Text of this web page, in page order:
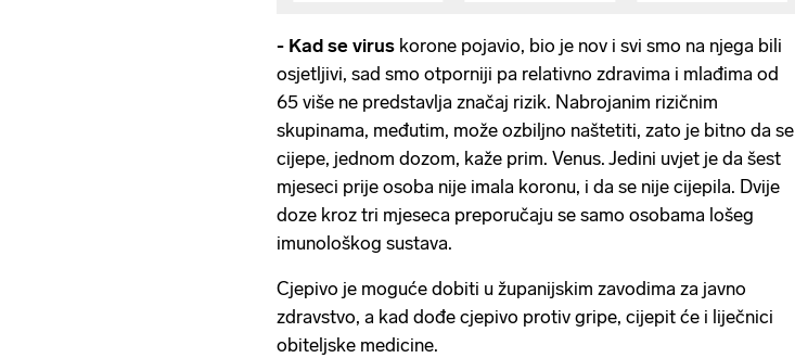
- Kad se virus korone pojavio, bio je nov i svi smo na njega bili
osjetljivi, sad smo otporniji pa relativno zdravima i mlađima od
65 više ne predstavlja značaj rizik. Nabrojanim rizičnim
skupinama, međutim, može ozbiljno naštetiti, zato je bitno da se
cijepe, jednom dozom, kaže prim. Venus. Jedini uvjet je da šest
mjeseci prije osoba nije imala koronu, i da se nije cijepila. Dvije
doze kroz tri mjeseca preporučaju se samo osobama lošeg
imunološkog sustava.
Cjepivo je moguće dobiti u županijskim zavodima za javno
zdravstvo, a kad dođe cjepivo protiv gripe, cijepit će i liječnici
obiteljske medicine.